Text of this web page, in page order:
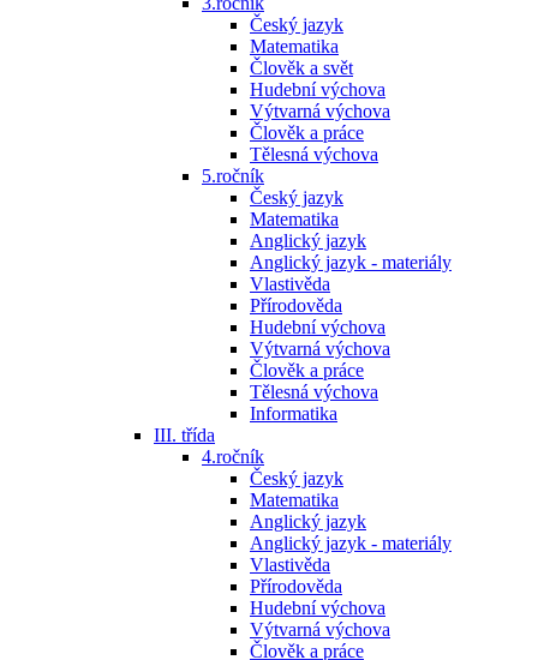
Český jazyk
Matematika
Člověk a svět
Hudební výchova
Výtvarná výchova
Člověk a práce
Tělesná výchova
5.ročník
Český jazyk
Matematika
Anglický jazyk
Anglický jazyk - materiály
Vlastivěda
Přírodověda
Hudební výchova
Výtvarná výchova
Člověk a práce
Tělesná výchova
Informatika
III. třída
4.ročník
Český jazyk
Matematika
Anglický jazyk
Anglický jazyk - materiály
Vlastivěda
Přírodověda
Hudební výchova
Výtvarná výchova
Člověk a práce